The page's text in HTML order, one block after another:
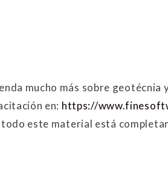
mucho más sobre
en: https://
este material está